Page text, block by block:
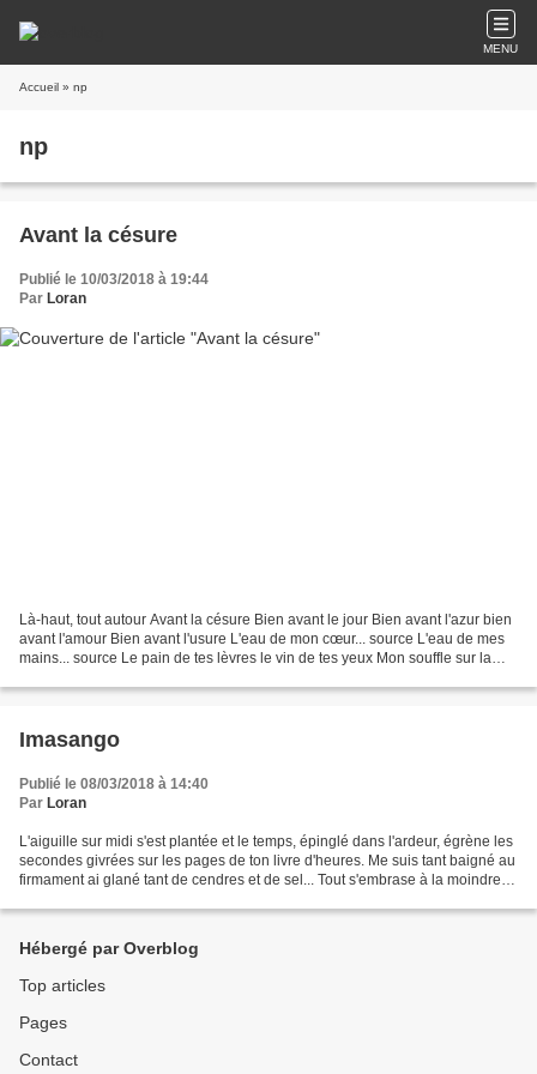
MENU
Accueil » np
np
Avant la césure
Publié le 10/03/2018 à 19:44
Par Loran
Là-haut, tout autour Avant la césure Bien avant le jour Bien avant l'azur bien
avant l'amour Bien avant l'usure L'eau de mon cœur... source L'eau de mes
mains... source Le pain de tes lèvres le vin de tes yeux Mon souffle sur la
Imasango
Publié le 08/03/2018 à 14:40
Par Loran
L'aiguille sur midi s'est plantée et le temps, épinglé dans l'ardeur, égrène les
secondes givrées sur les pages de ton livre d'heures. Me suis tant baigné au
firmament ai glané tant de cendres et de sel... Tout s'embrase à la moindre
Hébergé par Overblog
Top articles
Pages
Contact